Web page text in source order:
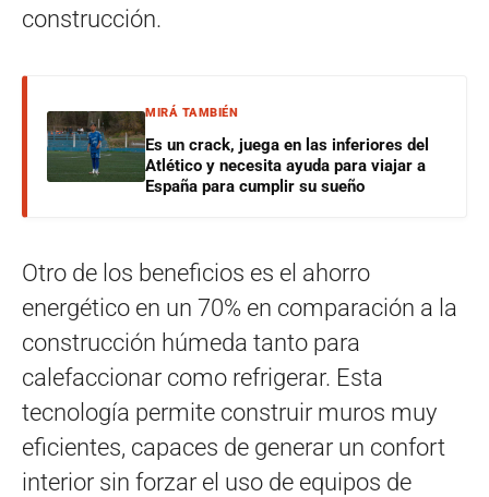
construcción.
MIRÁ TAMBIÉN
Es un crack, juega en las inferiores del
Atlético y necesita ayuda para viajar a
España para cumplir su sueño
Otro de los beneficios es el ahorro
energético en un 70% en comparación a la
construcción húmeda tanto para
calefaccionar como refrigerar. Esta
tecnología permite construir muros muy
eficientes, capaces de generar un confort
interior sin forzar el uso de equipos de